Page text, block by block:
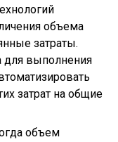
объема
затраты.
для выполнения
затрат на общие
объем